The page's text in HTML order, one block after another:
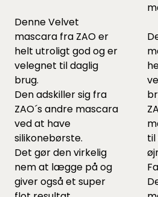
Denne Velvet
mascara fra ZAO er
helt utroligt god og er
velegnet til daglig
brug.
Den adskiller sig fra
ZAO´s andre mascara
ved at have
silikonebørste.
Det gør den virkelig
nem at lægge på og
giver også et super
til